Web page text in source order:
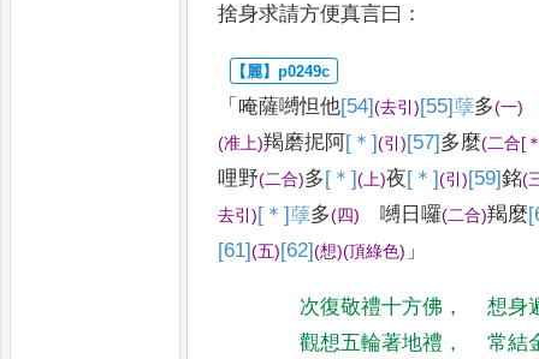
捨身求請方便真言曰 ：
「 唵薩嚩怛他[54](去引)[55]𦽆多(一)
(准上)羯磨抳阿[＊](引)[57]多麼(二合[
哩野(二合)多[＊]( 上)夜[＊](引)[59]銘(
去引)[＊]𦽆多(四) 嚩日囉(二合)羯麼
[61](五)[62](想)(頂綠色) 」
次復敬禮十方佛 ，
想身
觀想五輪著地禮 ， 常結